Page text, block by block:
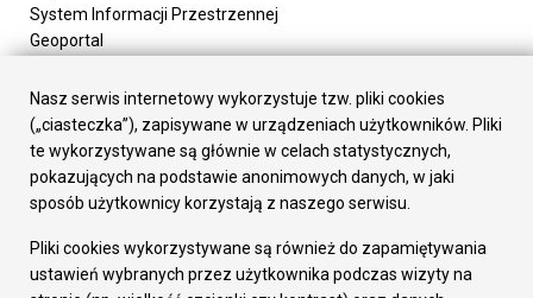
System Informacji Przestrzennej
Geoportal
Załatw sprawę
Prezydent Miasta
Rada Miasta
Wydziały
Elektroniczna Skrzynka Podawcza
Gospodarka
Fundusze europejskie
Nasz serwis internetowy wykorzystuje tzw. pliki cookies
(„ciasteczka”), zapisywane w urządzeniach użytkowników. Pliki
te wykorzystywane są głównie w celach statystycznych,
pokazujących na podstawie anonimowych danych, w jaki
sposób użytkownicy korzystają z naszego serwisu.
Pliki cookies wykorzystywane są również do zapamiętywania
ustawień wybranych przez użytkownika podczas wizyty na